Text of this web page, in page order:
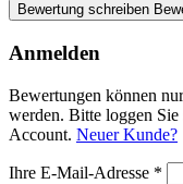
Bewertung schreiben
Anmelden
Bewertungen können
werden. Bitte loggen Sie
Account. Neuer Kunde?
Ihre E-Mail-Adresse *